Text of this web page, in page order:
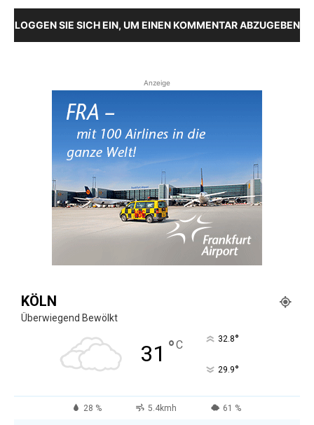
LOGGEN SIE SICH EIN, UM EINEN KOMMENTAR ABZUGEBEN
Anzeige
KÖLN
Überwiegend Bewölkt
31 °C 32.8°
29.9°
28 % 5.4kmh 61 %